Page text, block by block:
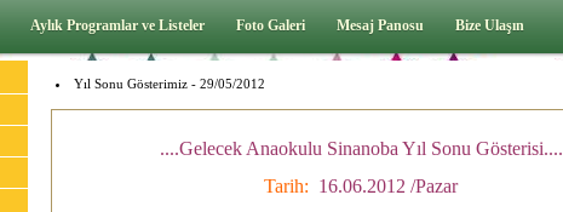
Aylık Programlar ve Listeler Foto Galeri Mesaj Panosu Bize Ulaşın
Yıl Sonu Gösterimiz - 29/05/2012
....Gelecek Anaokulu Sinanoba Yıl Sonu Gösterisi....
Tarih: 16.06.2012 /Pazar